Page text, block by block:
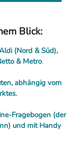
Blick:
(Nord & Süd),
& Metro.
abhängig vom
Fragebogen (der
und mit Handy